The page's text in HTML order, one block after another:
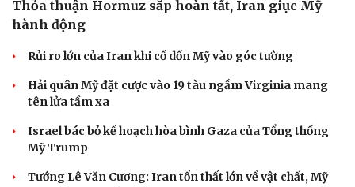
Tổng Bí thư, Chủ tịch nước Tô Lâm gặp Thống đốc
Bang New South Wales, Australia
Bộ Nội vụ hướng dẫn giải quyết chế độ cho lãnh đạo, GV
các trường sau sắp xếp
ĐBQH đề xuất cấm xuất cảnh với người lao động vi
phạm hợp đồng ở nước ngoài
Nữ Phó Giám đốc Sở Nội vụ Hà Nội được bổ nhiệm làm